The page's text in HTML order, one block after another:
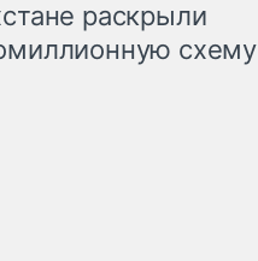
раскрыли
схему